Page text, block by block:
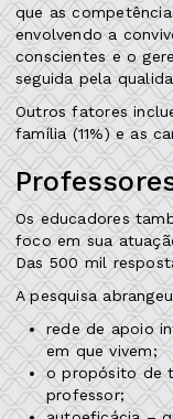
que as
envolvendo a
conscientes e o
seguida pela
Outros fatores
família (11%) e as
Os educadores
foco em sua
Das 500 mil
A pesquisa
rede de apoio
em que vivem;
o propósito de
professor;